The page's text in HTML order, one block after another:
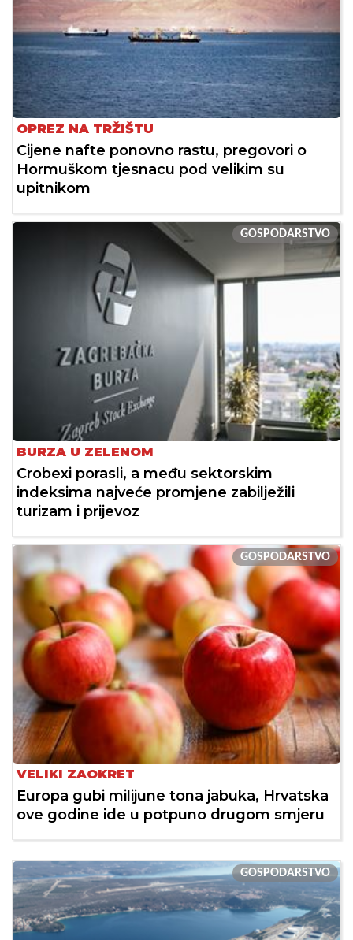
OPREZ NA TRŽIŠTU
Cijene nafte ponovno rastu, pregovori o
Hormuškom tjesnacu pod velikim su
upitnikom
GOSPODARSTVO
BURZA U ZELENOM
Crobexi porasli, a među sektorskim
indeksima najveće promjene zabilježili
turizam i prijevoz
GOSPODARSTVO
VELIKI ZAOKRET
Europa gubi milijune tona jabuka, Hrvatska
ove godine ide u potpuno drugom smjeru
GOSPODARSTVO